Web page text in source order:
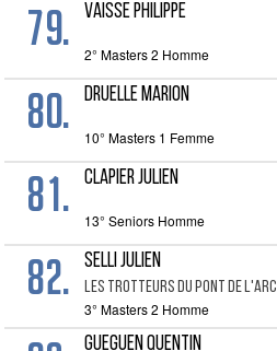
79. VAISSE PHILIPPE
2° Masters 2 Homme
80. DRUELLE MARION
10° Masters 1 Femme
81. CLAPIER JULIEN
13° Seniors Homme
82. SELLI JULIEN
LES TROTTEURS DU PONT DE L'ARC
3° Masters 2 Homme
GUEGUEN QUENTIN